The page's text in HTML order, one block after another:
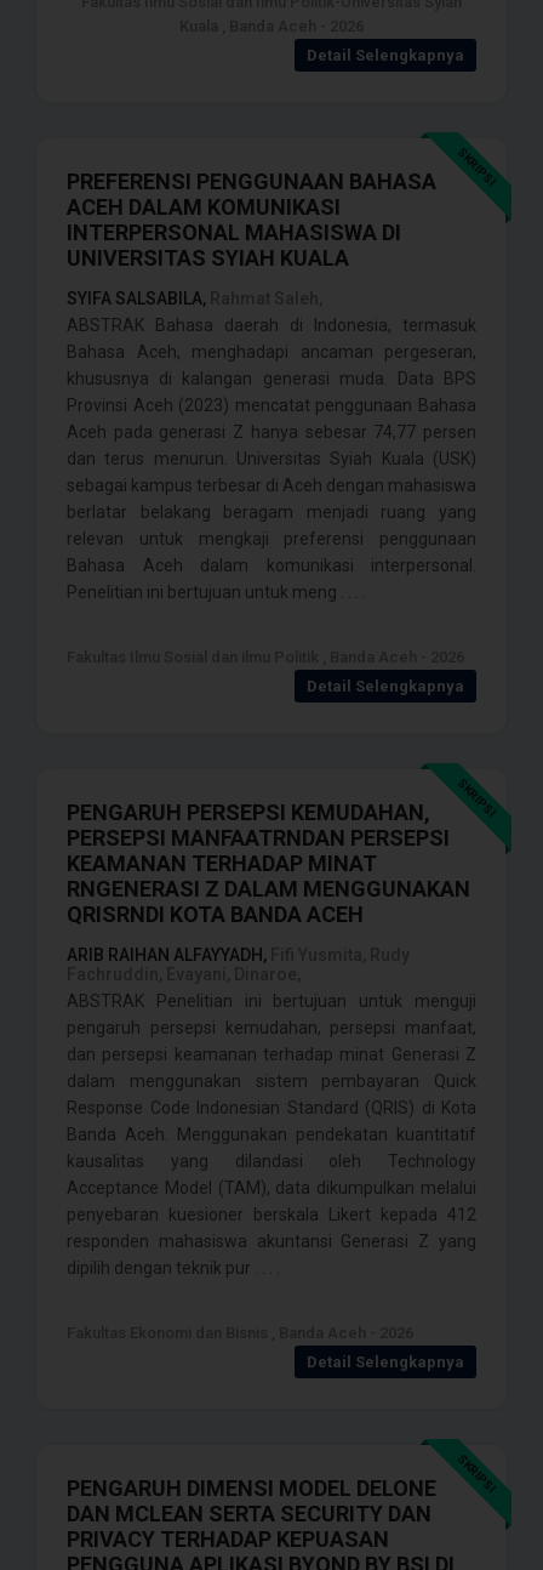
Detail Selengkapnya
SKRIPSI
PREFERENSI PENGGUNAAN BAHASA
ACEH DALAM KOMUNIKASI
INTERPERSONAL MAHASISWA DI
UNIVERSITAS SYIAH KUALA
SYIFA SALSABILA,
ABSTRAK Bahasa daerah di Indonesia, termasuk
Bahasa Aceh, menghadapi ancaman pergeseran,
khususnya di kalangan generasi muda. Data BPS
Provinsi Aceh (2023) mencatat penggunaan Bahasa
Aceh pada generasi Z hanya sebesar 74,77 persen
dan terus menurun. Universitas Syiah Kuala (USK)
sebagai kampus terbesar di Aceh dengan mahasiswa
berlatar belakang beragam menjadi ruang yang
relevan untuk mengkaji preferensi penggunaan
Bahasa Aceh dalam komunikasi interpersonal.
Penelitian ini bertujuan untuk meng . . . .
Detail Selengkapnya
SKRIPSI
PENGARUH PERSEPSI KEMUDAHAN,
PERSEPSI MANFAATRNDAN PERSEPSI
KEAMANAN TERHADAP MINAT
RNGENERASI Z DALAM MENGGUNAKAN
QRISRNDI KOTA BANDA ACEH
ARIB RAIHAN ALFAYYADH,
ABSTRAK Penelitian ini bertujuan untuk menguji
pengaruh persepsi kemudahan, persepsi manfaat,
dan persepsi keamanan terhadap minat Generasi Z
dalam menggunakan sistem pembayaran Quick
Response Code Indonesian Standard (QRIS) di Kota
Banda Aceh. Menggunakan pendekatan kuantitatif
kausalitas yang dilandasi oleh Technology
Acceptance Model (TAM), data dikumpulkan melalui
penyebaran kuesioner berskala Likert kepada 412
responden mahasiswa akuntansi Generasi Z yang
dipilih dengan teknik pur . . . .
Detail Selengkapnya
SKRIPSI
PENGARUH DIMENSI MODEL DELONE
DAN MCLEAN SERTA SECURITY DAN
PRIVACY TERHADAP KEPUASAN
PENGGUNA APLIKASI BYOND BY BSI DI